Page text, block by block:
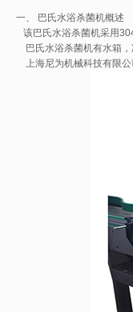
一、 巴氏水浴杀菌机概述
该巴氏水浴杀菌机采用
巴氏水浴杀菌机有水箱，
上海尼为机械科技有限公